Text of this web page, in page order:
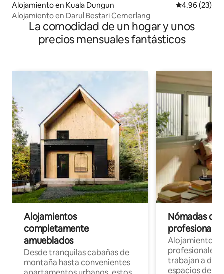
Alojamiento en Kuala Dungun Calificación
4.96 (23)
Alojamiento en Darul Bestari Cemerlang
La comodidad de un hogar y unos
precios mensuales fantásticos
Alojamientos
completamente
amueblados
Desde tranquilas cabañas de
montaña hasta convenientes
Nómadas
Alojamientos
profesionales
trabajan a
espacios de